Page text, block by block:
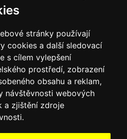
stránky používají
cookies a další sledovací
s cílem vylepšení
prostředí, zobrazení
obsahu a reklam,
návštěvnosti webových
a zjištění zdroje
EYE Holandský filmový institut